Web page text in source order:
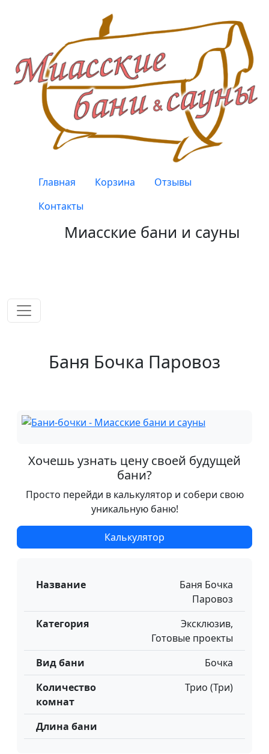
Верхнее меню
Главная Корзина
Отзывы
Контакты
Миасские бани и сауны
Баня Бочка Паровоз
Хочешь узнать цену своей будущей
бани?
Просто перейди в калькулятор и собери свою
уникальную баню!
Калькулятор
Название
Баня Бочка
Паровоз
Категория
Эксклюзив,
Готовые проекты
Вид бани
Бочка
Количество
комнат
Трио (Три)
Длина бани